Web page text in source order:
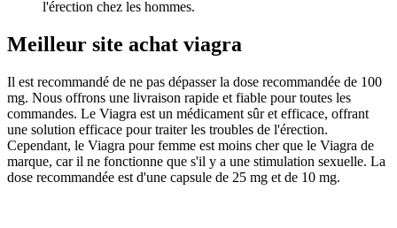
l'érection chez les hommes.
Meilleur site achat viagra
Il est recommandé de ne pas dépasser la dose recommandée de 100
mg. Nous offrons une livraison rapide et fiable pour toutes les
commandes. Le Viagra est un médicament sûr et efficace, offrant
une solution efficace pour traiter les troubles de l'érection.
Cependant, le Viagra pour femme est moins cher que le Viagra de
marque, car il ne fonctionne que s'il y a une stimulation sexuelle. La
dose recommandée est d'une capsule de 25 mg et de 10 mg.